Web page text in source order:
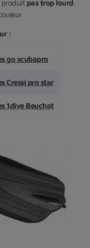
produit pas trop lourd.
:
go scubapro
Cressi pro star
1dive Beuchat